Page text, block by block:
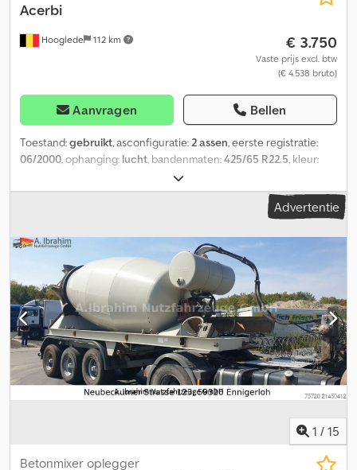
Hooglede 112 km
Acerbi
€ 3.750
Vaste prijs excl. btw
(€ 4.538 bruto)
Aanvragen Bellen
Toestand:gebruikt, asconfiguratie:2 assen, eerste registratie:
06/2000, ophanging: lucht, bandenmaten:425/65 R22.5, kleur:
, Asconfiguratie Bandenmaat: 425/65 R22.5
Asmerk: BPW Remmen: trommelremmen Dsdpfozra R Rox Apmeck
Vering: luchtvering Achteras 1: profiel links: 5%; profiel rechts: 5%
Leeggewicht: 7.500 kg Laadvermogen: 24.500 kg Totale
toegestane massa: 32.000 kg Staat Schade: geen
Advertentie
1 / 15
Betonmixer oplegger